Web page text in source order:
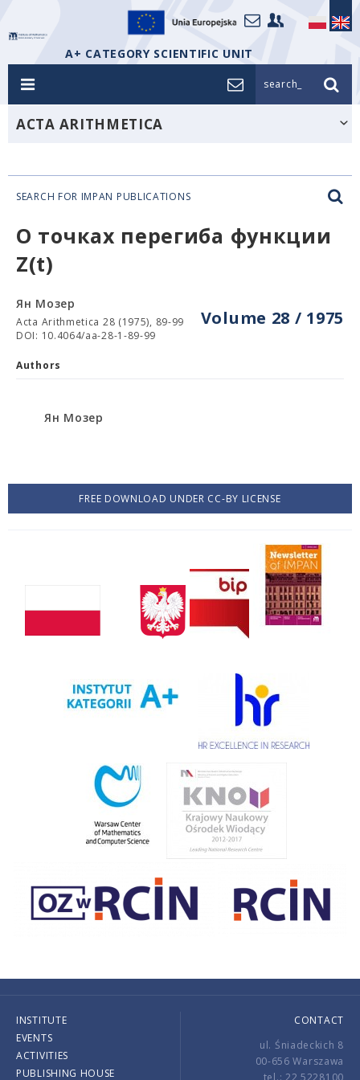
A+ CATEGORY SCIENTIFIC UNIT
search_
ACTA ARITHMETICA
SEARCH FOR IMPAN PUBLICATIONS
О точках перегиба функции
Z(t)
Volume 28 / 1975
Ян Мозер
Acta Arithmetica 28 (1975), 89-99
DOI: 10.4064/aa-28-1-89-99
Authors
Ян Мозер
FREE DOWNLOAD UNDER CC-BY LICENSE
INSTITUTE
EVENTS
ACTIVITIES
PUBLISHING HOUSE
CONTACT
ul. Śniadeckich 8
00-656 Warszawa
tel.: 22 5228100